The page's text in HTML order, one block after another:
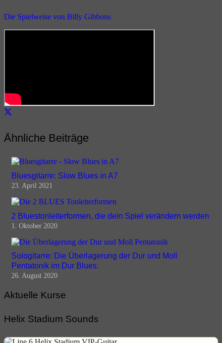
Die Spielweise von Billy Gibbons
Ähnliche Beiträge
Bluesgitarre: Slow Blues in A7
23. April 2021
2 Bluestonleiterformen, die dein Spiel verändern werden
1. Oktober 2020
Sologitarre: Die Überlagerung der Dur und Moll
Pentatonik im Dur Blues.
26. August 2020
Aktuelle Kurse
Helix Stadium Sounds